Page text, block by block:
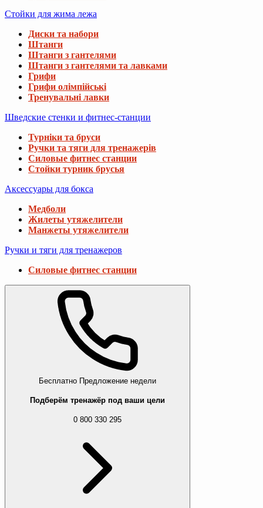
Стойки для жима лежа
Диски та набори
Штанги
Штанги з гантелями
Штанги з гантелями та лавками
Грифи
Грифи олімпійські
Тренувальні лавки
Шведские стенки и фитнес-станции
Турніки та бруси
Ручки та тяги для тренажерів
Силовые фитнес станции
Стойки турник брусья
Аксессуары для бокса
Медболи
Жилеты утяжелители
Манжеты утяжелители
Ручки и тяги для тренажеров
Силовые фитнес станции
Бесплатно Предложение недели
Подберём тренажёр под ваши цели
0 800 330 295